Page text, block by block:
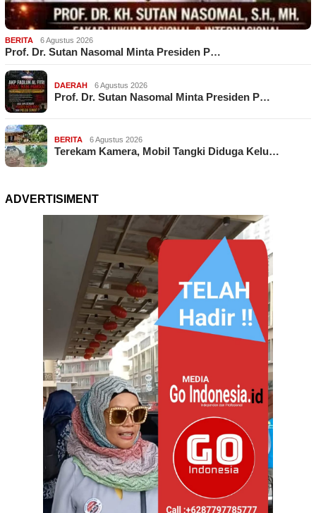
BERITA 6 Agustus 2026
Prof. Dr. Sutan Nasomal Minta Presiden P…
DAERAH 6 Agustus 2026
Prof. Dr. Sutan Nasomal Minta Presiden P…
BERITA 6 Agustus 2026
Terekam Kamera, Mobil Tangki Diduga Kelu…
ADVERTISIMENT